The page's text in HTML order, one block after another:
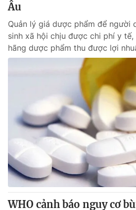
Âu
Quản lý giá dược phẩm để người
sinh xã hội chịu được chi phí y
hãng dược phẩm thu được lợi
WHO cảnh báo nguy cơ